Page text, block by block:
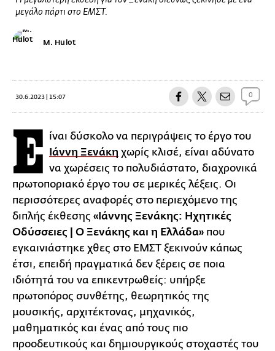
μεγάλο πάρτι στο ΕΜΣΤ.
M. Hulot
30.6.2023 | 15:07 0
Ε ίναι δύσκολο να περιγράψεις το έργο του
Ιάννη Ξενάκη χωρίς κλισέ, είναι αδύνατο
να χωρέσεις το πολυδιάστατο, διαχρονικά
πρωτοποριακό έργο του σε μερικές λέξεις. Οι
περισσότερες αναφορές στο περιεχόμενο της
διπλής έκθεσης «Ιάννης Ξενάκης: Ηχητικές
Οδύσσειες | Ο Ξενάκης και η Ελλάδα» που
εγκαινιάστηκε χθες στο ΕΜΣΤ ξεκινούν κάπως
έτσι, επειδή πραγματικά δεν ξέρεις σε ποια
ιδιότητά του να επικεντρωθείς: υπήρξε
πρωτοπόρος συνθέτης, θεωρητικός της
μουσικής, αρχιτέκτονας, μηχανικός,
μαθηματικός και ένας από τους πιο
προοδευτικούς και δημιουργικούς στοχαστές του